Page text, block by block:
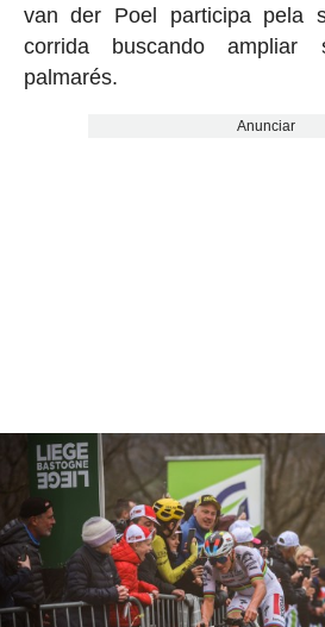
van der Poel participa pela
corrida buscando ampliar
palmarés.
Anunciar